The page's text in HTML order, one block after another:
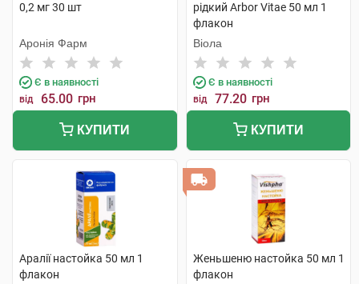
0,2 мг 30 шт
Аронія Фарм
Є в наявності
від 65.00 грн
КУПИТИ
рідкий Arbor Vitae 50 мл 1
флакон
Віола
Є в наявності
від 77.20 грн
КУПИТИ
Аралії настойка 50 мл 1
флакон
Женьшеню настойка 50 мл 1
флакон